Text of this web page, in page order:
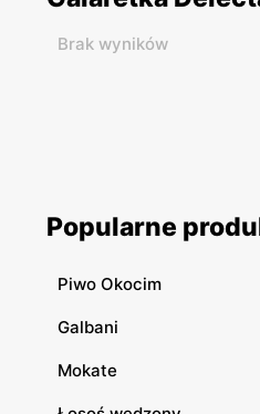
Brak wyników
Popularne
Piwo Okocim
Galbani
Mokate